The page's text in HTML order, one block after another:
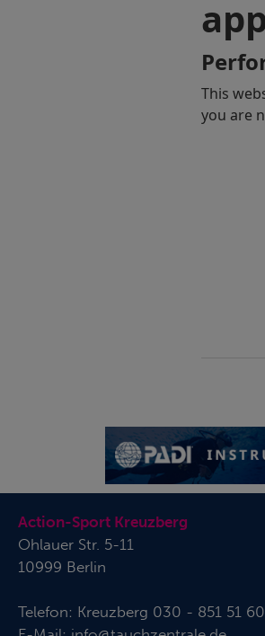
Action-Sport Kreuzberg
Ohlauer Str. 5-11
10999 Berlin
Telefon: Kreuzberg 030 - 851 51 60